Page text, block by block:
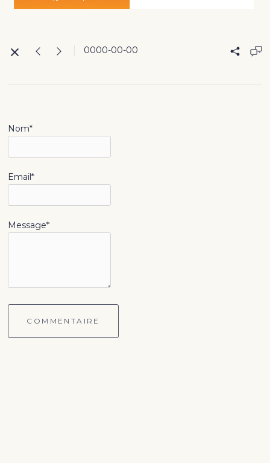
0000-00-00
Nom*
Email*
Message*
COMMENTAIRE